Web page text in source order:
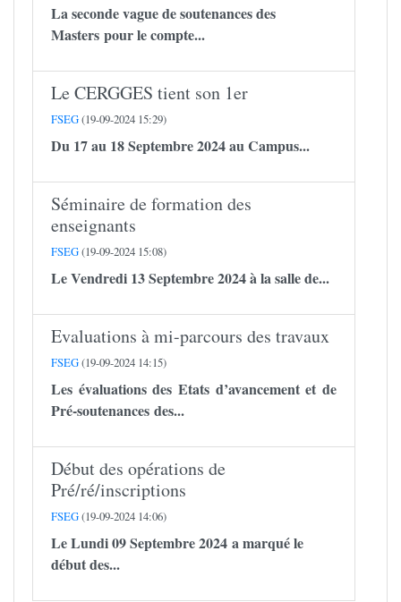
La seconde vague de soutenances des
Masters pour le compte...
Le CERGGES tient son 1er
FSEG(19-09-2024 15:29)
Du 17 au 18 Septembre 2024 au Campus...
Séminaire de formation des
enseignants
FSEG(19-09-2024 15:08)
Le Vendredi 13 Septembre 2024 à la salle de...
Evaluations à mi-parcours des travaux
FSEG(19-09-2024 14:15)
Les évaluations des Etats d’avancement et de
Pré-soutenances des...
Début des opérations de
Pré/ré/inscriptions
FSEG(19-09-2024 14:06)
Le Lundi 09 Septembre 2024 a marqué le
début des...